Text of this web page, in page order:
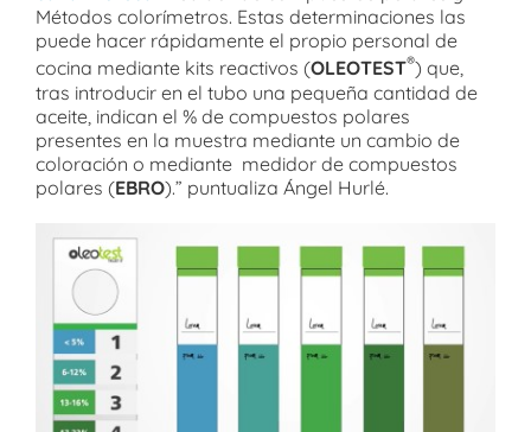
Métodos colorímetros. Estas determinaciones las
puede hacer rápidamente el propio personal de
cocina mediante kits reactivos (OLEOTEST®) que,
tras introducir en el tubo una pequeña cantidad de
aceite, indican el % de compuestos polares
presentes en la muestra mediante un cambio de
coloración o mediante medidor de compuestos
polares (EBRO).” puntualiza Ángel Hurlé.